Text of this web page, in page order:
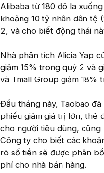
Alibaba từ 180 đô la
khoảng 10 tỷ nhân dân tệ
2, và cho biết động thái
Nhà phân tích Alicia Yap
giảm 15% trong quý 2 và
và Tmall Group giảm 18%
Đầu tháng này, Taobao
phiếu giảm giá trị lớn, thẻ
cho người tiêu dùng,
Công ty cho biết các
rõ số tiền sẽ được phân
phí cho nhà bán hàng.